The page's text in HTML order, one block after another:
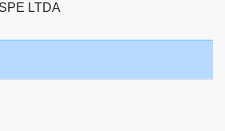
LTDA